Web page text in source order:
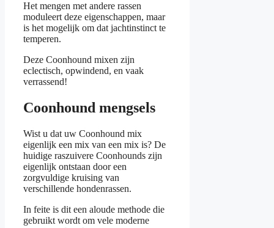
Het mengen met andere rassen
moduleert deze eigenschappen, maar
is het mogelijk om dat jachtinstinct te
temperen.
Deze Coonhound mixen zijn
eclectisch, opwindend, en vaak
verrassend!
Coonhound mengsels
Wist u dat uw Coonhound mix
eigenlijk een mix van een mix is? De
huidige raszuivere Coonhounds zijn
eigenlijk ontstaan door een
zorgvuldige kruising van
verschillende hondenrassen.
In feite is dit een aloude methode die
gebruikt wordt om vele moderne